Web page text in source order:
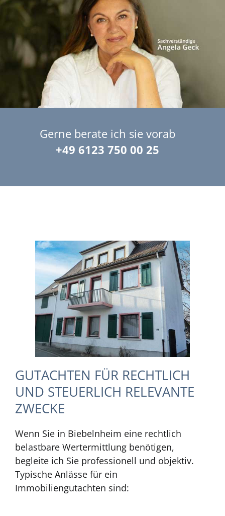
Gerne berate ich sie vorab
+49 6123 750 00 25
GUTACHTEN FÜR RECHTLICH
UND STEUERLICH RELEVANTE
ZWECKE
Wenn Sie in Biebelnheim eine rechtlich
belastbare Wertermittlung benötigen,
begleite ich Sie professionell und objektiv.
Typische Anlässe für ein
Immobiliengutachten sind: